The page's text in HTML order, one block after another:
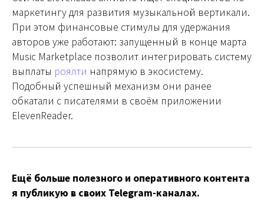
маркетингу для развития музыкальной вертикали.
При этом финансовые стимулы для удержания
авторов уже работают: запущенный в конце марта
Music Marketplace позволит интегрировать систему
выплаты роялти напрямую в экосистему.
Подобный успешный механизм они ранее
обкатали с писателями в своём приложении
ElevenReader.
Ещё больше полезного и оперативного контента
я публикую в своих Telegram-каналах.